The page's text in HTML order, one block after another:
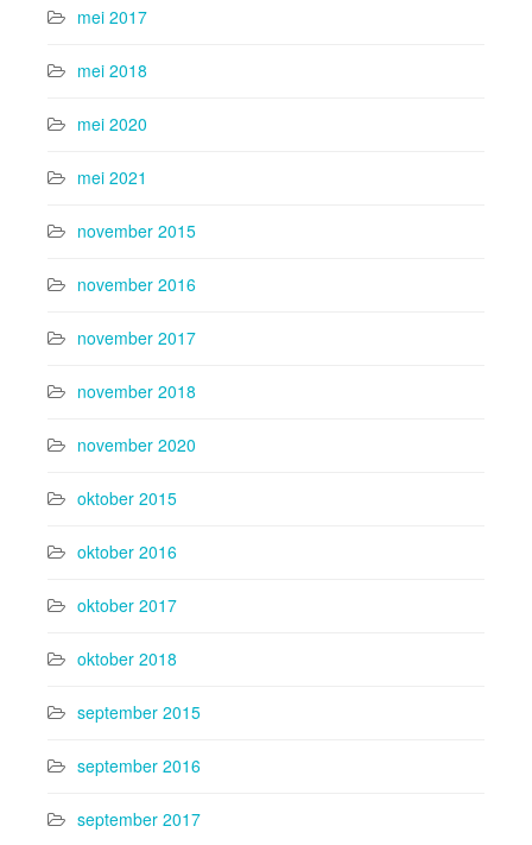
mei 2017
mei 2018
mei 2020
mei 2021
november 2015
november 2016
november 2017
november 2018
november 2020
oktober 2015
oktober 2016
oktober 2017
oktober 2018
september 2015
september 2016
september 2017